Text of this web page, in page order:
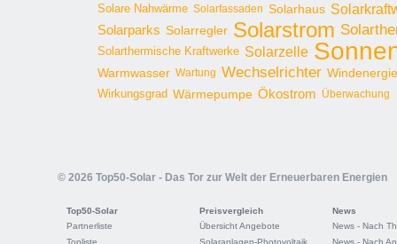
Solare Nahwärme Solarfassaden Solarhaus
Solarparks Solarregler Solarstrom
Solarthermische Kraftwerke Solarzelle
Warmwasser Wartung Wechselrichter Windenergie
Wirkungsgrad Wärmepumpe Ökostrom Überwachung
© 2026 Top50-Solar - Das Tor zur Welt der Erneuerbaren Energien
Top50-Solar
Partnerliste
Topliste
Preisvergleich
Übersicht Angebote
Solaranlagen-Photovoltaik
News
News - Nach
News - Nach